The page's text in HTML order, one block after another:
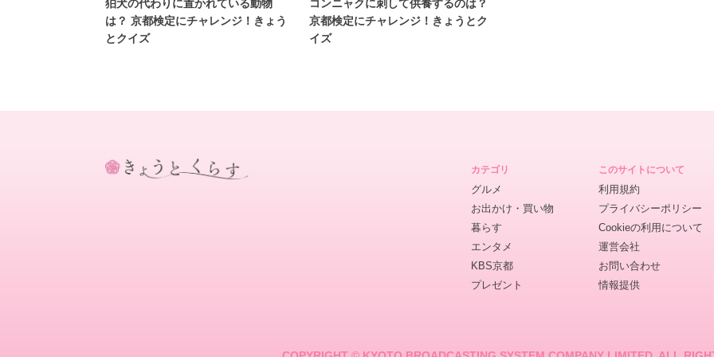
狛犬の代わりに置かれている動物
は？ 京都検定にチャレンジ！きょう
とクイズ
コンニャクに刺して供養するのは？
京都検定にチャレンジ！きょうとク
イズ
カテゴリ
グルメ
お出かけ・買い物
暮らす
エンタメ
KBS京都
プレゼント
このサイトについて
利用規約
プライバシーポリシー
Cookieの利用について
運営会社
お問い合わせ
情報提供